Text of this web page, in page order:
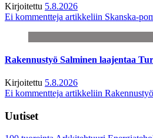
Kirjoitettu 5.8.2026
Ei kommentteja artikkeliin Skanska-
Rakennustyö Salminen laajentaa
Kirjoitettu 5.8.2026
Ei kommentteja artikkeliin
Uutiset